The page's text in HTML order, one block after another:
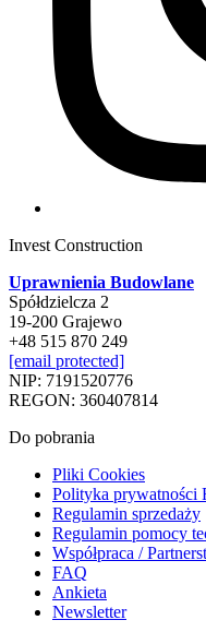
Invest Construction
Uprawnienia Budowlane
Spółdzielcza 2
19-200 Grajewo
+48 515 870 249
[email protected]
NIP: 7191520776
REGON: 360407814
Do pobrania
Pliki Cookies
Polityka prywatności
Regulamin sprzedaży
Regulamin pomocy
Współpraca /
FAQ
Ankieta
Newsletter